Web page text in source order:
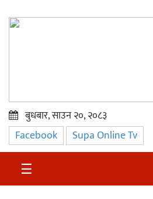
प्रमुख
समाचार
सुदुर
बुधबार, साउन २०, २०८३
Facebook Supa Online Tv
☰